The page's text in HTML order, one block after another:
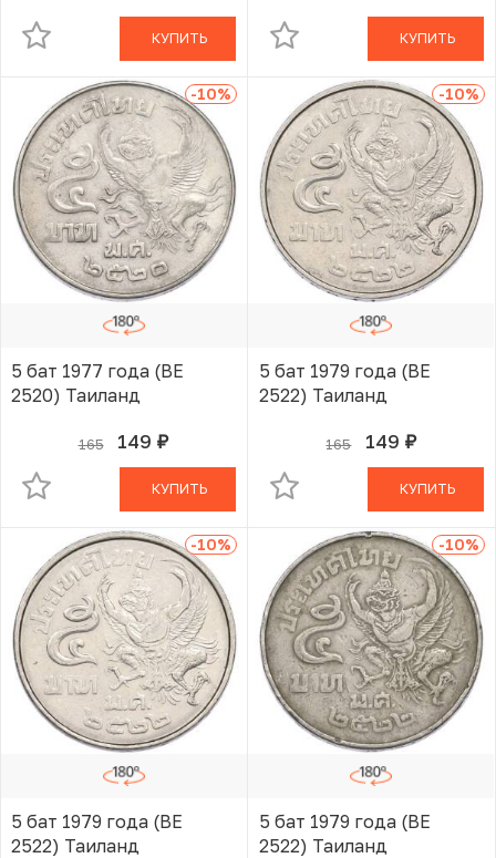
КУПИТЬ КУПИТЬ
-10%
5 бат 1977 года (BE
2520) Таиланд
165 149 руб.
В КОРЗИНЕ
КУПИТЬ
-10%
5 бат 1979 года (BE
2522) Таиланд
165 149 руб.
В КОРЗИНЕ
КУПИТЬ
-10%
5 бат 1979 года (BE
2522) Таиланд
-10%
5 бат 1979 года (BE
2522) Таиланд